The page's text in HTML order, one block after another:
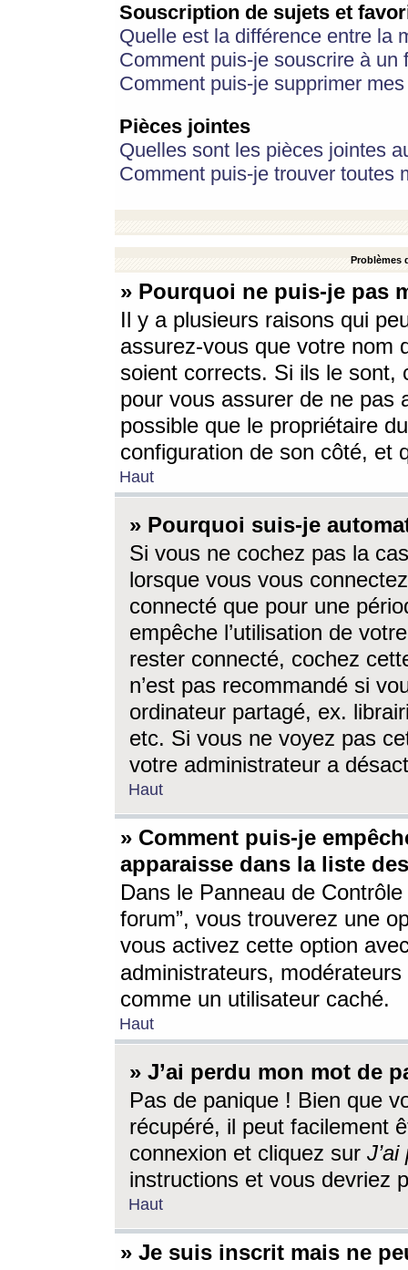
Souscription de sujets et
Quelle est la différence entre la
Comment puis-je souscrire à
Comment puis-je supprimer
Pièces jointes
Quelles sont les pièces jointes
Comment puis-je trouver toutes
Problèmes
» Pourquoi ne puis-je pas
Il y a plusieurs raisons qui
assurez-vous que votre nom
soient corrects. Si ils le sont,
pour vous assurer de ne pas
possible que le propriétaire
configuration de son côté, et
Haut
» Pourquoi suis-je
Si vous ne cochez pas la
lorsque vous vous
connecté que pour une
empêche l’utilisation de
rester connecté, cochez
n’est pas recommandé si
ordinateur partagé, ex.
etc. Si vous ne voyez pas
votre administrateur a
Haut
» Comment puis-je
apparaisse dans la liste
Dans le Panneau de
forum”, vous trouverez une
vous activez cette option
administrateurs,
comme un utilisateur caché.
Haut
» J’ai perdu mon mot de
Pas de panique ! Bien que
récupéré, il peut facilement
connexion et cliquez sur
instructions et vous devriez
Haut
» Je suis inscrit mais ne